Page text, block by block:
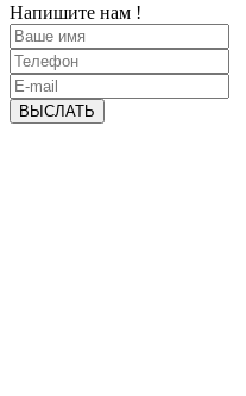
Напишите нам !
ВЫСЛАТЬ